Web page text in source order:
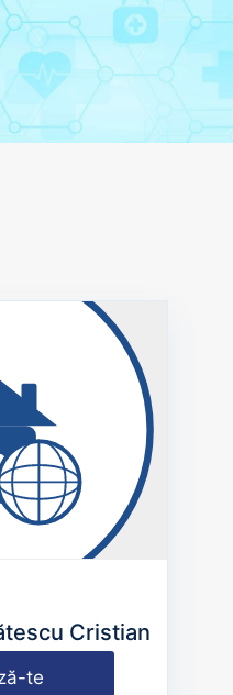
Cristian
te